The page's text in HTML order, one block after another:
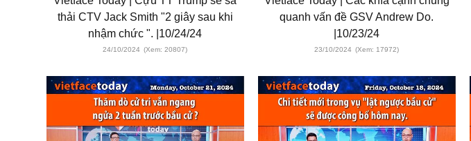
thải CTV Jack Smith "2 giây sau khi
nhậm chức ". |10/24/24
24/10/2024 (Xem: 20807)
quanh vấn đề GSV Andrew Do.
|10/23/24
23/10/2024 (Xem: 17972)